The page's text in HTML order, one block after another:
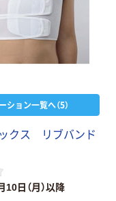
ション一覧へ（5）
クス リブバンド
10日（月）以降